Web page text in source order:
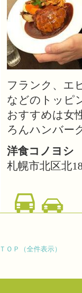
フランク、エ
などのトッピ
おすすめは女
ろんハンバー
洋食コノヨシ
札幌市北区北
ＴＯＰ（全件表示）